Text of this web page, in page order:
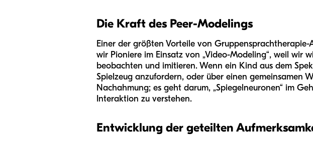
Die Kraft des Peer-Modelings
Einer der größten Vorteile von
wir Pioniere im Einsatz von „Video-Modeling“, weil wir
beobachten und imitieren. Wenn ein Kind aus dem
Spielzeug anzufordern, oder über einen gemeinsamen
Nachahmung; es geht darum, „Spiegelneuronen“ im
Interaktion zu verstehen.
Entwicklung der geteilten